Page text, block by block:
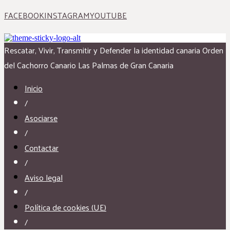
FACEBOOKINSTAGRAMYOUTUBE
Rescatar, Vivir, Transmitir y Defender la identidad canariaOrden
del Cachorro Canario Las Palmas de Gran Canaria
Inicio
/
Asociarse
/
Contactar
/
Aviso legal
/
Política de cookies (UE)
/